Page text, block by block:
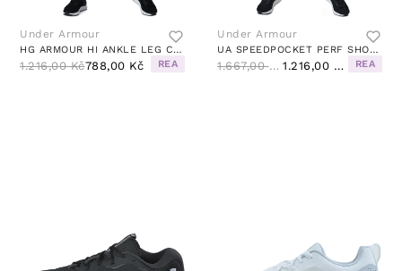
Under Armour
HG ARMOUR HI ANKLE LEG CHARCOAL LIGHT HEATHER
1.216,00 Kč788,00 Kč REA
Under Armour
UA SPEEDPOCKET PERF SHORT BLACK
1.667,00 Kč 1.216,00 Kč REA